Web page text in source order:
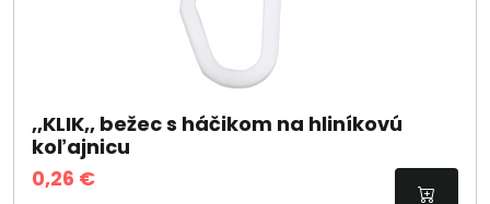
,,KLIK,, bežec s háčikom na hliníkovú
koľajnicu
0,26 €